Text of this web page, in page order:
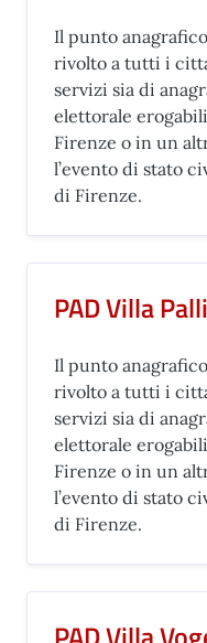
Il punto
rivolto a tutti i
servizi sia di
elettorale
Firenze o in un
l’evento di stato
di Firenze.
PAD Villa
Il punto
rivolto a tutti i
servizi sia di
elettorale
Firenze o in un
l’evento di stato
di Firenze.